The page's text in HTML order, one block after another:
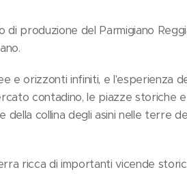
di produzione del Parmigiano
e orizzonti infiniti, e l'esperienza
contadino, le piazze storiche e
collina degli asini nelle terre
ricca di importanti vicende